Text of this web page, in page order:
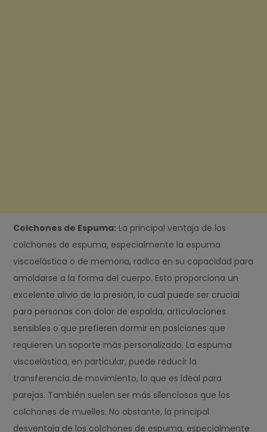
Colchones de Espuma: La principal ventaja de los
colchones de espuma, especialmente la espuma
viscoelástica o de memoria, radica en su capacidad para
amoldarse a la forma del cuerpo. Esto proporciona un
excelente alivio de la presión, lo cual puede ser crucial
para personas con dolor de espalda, articulaciones
sensibles o que prefieren dormir en posiciones que
requieren un soporte más personalizado. La espuma
viscoelástica, en particular, puede reducir la
transferencia de movimiento, lo que es ideal para
parejas. También suelen ser más silenciosos que los
colchones de muelles. No obstante, la principal
desventaja de los colchones de espuma, especialmente